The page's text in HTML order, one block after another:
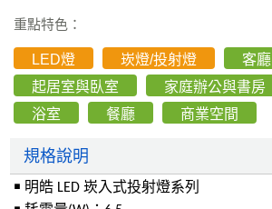
重點特色：
LED燈 崁燈/投射燈
客廳
起居室與臥室
家庭辦公與書房
浴室
餐廳 商業空間
規格說明
￭ 明皓 LED 崁入式投射燈系列